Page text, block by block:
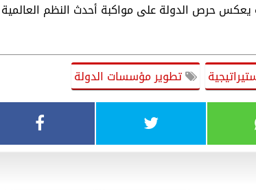
حرص الدولة على مواكبة أحدث النظم العالمية
تطوير مؤسسات الدولة